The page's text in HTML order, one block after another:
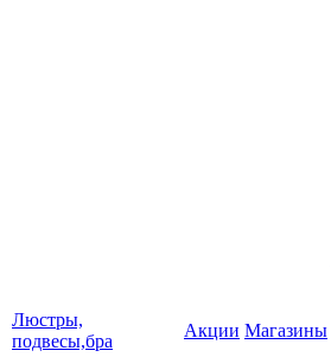
Люстры,
подвесы,бра
Акции Магазины